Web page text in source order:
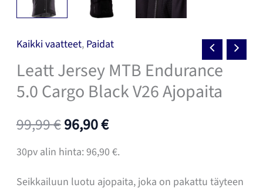
Kaikki vaatteet, Paidat
Leatt Jersey MTB Endurance
5.0 Cargo Black V26 Ajopaita
99,99€Alkuperäinen
hinta
oli:
96,90€Nykyinen
hinta
on:
30pv alin hinta:96,90 €.
Seikkailuun luotu ajopaita, joka on pakattu täyteen